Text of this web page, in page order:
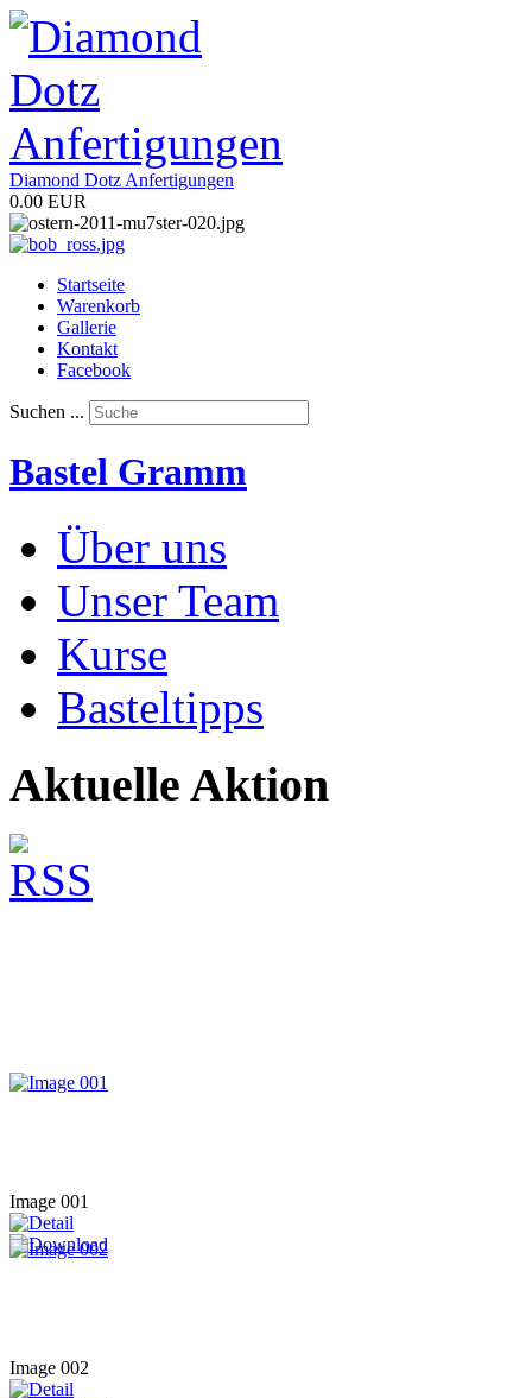
Diamond Dotz Anfertigungen
0.00 EUR
Startseite
Warenkorb
Gallerie
Kontakt
Facebook
Suchen ...
Bastel Gramm
Über uns
Unser Team
Kurse
Basteltipps
Aktuelle Aktion
Image 001
Image 002